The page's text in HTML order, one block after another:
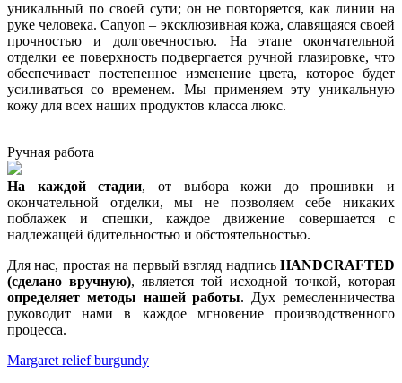
уникальный по своей сути; он не повторяется, как линии на
руке человека. Canyon – эксклюзивная кожа, славящаяся своей
прочностью и долговечностью. На этапе окончательной
отделки ее поверхность подвергается ручной глазировке, что
обеспечивает постепенное изменение цвета, которое будет
усиливаться со временем. Мы применяем эту уникальную
кожу для всех наших продуктов класса люкс.
Ручная работа
На каждой стадии, от выбора кожи до прошивки и
окончательной отделки, мы не позволяем себе никаких
поблажек и спешки, каждое движение совершается с
надлежащей бдительностью и обстоятельностью.
Для нас, простая на первый взгляд надпись HANDCRAFTED
(сделано вручную), является той исходной точкой, которая
определяет методы нашей работы. Дух ремесленничества
руководит нами в каждое мгновение производственного
процесса.
Margaret relief burgundy